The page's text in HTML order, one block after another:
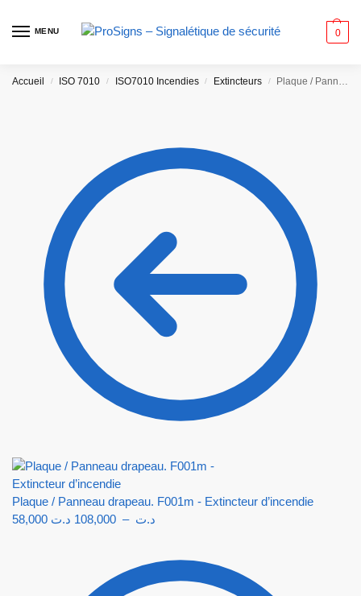
MENU 0
Accueil / ISO 7010 / ISO7010 Incendies / Extincteurs / Plaque / Panneau drapeau. F001 – Extincteur d’incendie
Plaque / Panneau drapeau. F001m - Extincteur d’incendie
58,000
د.ت –
108,000 د.ت